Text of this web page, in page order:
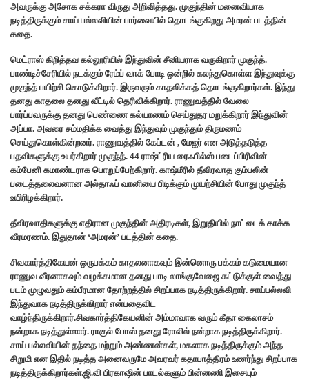
அவருக்கு அசோக சக்கரா விருது அறிவித்தது. முகுந்தின் மனைவியாக
நடித்திருக்கும் சாய் பல்லவியின் பார்வையில் தொடங்குகிறது அமரன் படத்தின்
கதை.
மெட்ராஸ் கிறித்தவ கல்லூரியில் இந்துவின் சீனியராக வருகிறார் முகுந்த்.
பாண்டிச்சேரியில் நடக்கும் ரேம்ப் வாக் போடி ஒன்றில் கலந்துகொள்ள இந்துவுக்கு
முகுந்த் பயிற்சி கொடுக்கிறார். இருவரும் காதலிக்கத் தொடங்குகிறார்கள். இந்து
தனது காதலை தனது வீட்டில் தெரிவிக்கிறார். ராணுவத்தில் வேலை
பார்ப்பவருக்கு தனது பெண்ணை கல்யாணம் செய்துதர மறுக்கிறார் இந்துவின்
அப்பா. அவரை சம்மதிக்க வைத்து இந்துவும் முகுந்தும் திருமணம்
செய்துகொள்கின்றனர். ராணுவத்தில் கேப்டன் , மேஜர் என அடுத்தடுத்த
பதவிகளுக்கு உயர்கிறார் முகுந்த். 44 ராஷ்ட்ரிய ரைஃபில்ஸ் படைப்பிரிவின்
கம்பேனி கமாண்டராக பொறுப்பேற்கிறார். காஷ்மீரில் தீவிரவாத கும்பலின்
படைத்தலைவனான அல்தாஃப் வானியை பிடிக்கும் முயற்சியின் போது முகுந்த்
உயிரிழக்கிறார்.
தீவிரவாதிகளுக்கு எதிரான முகுந்தின் அதிரடிகள், இறுதியில் நாட்டைக் காக்க
வீரமரணம். இதுதான் ‘அமரன்’ படத்தின் கதை.
சிவகார்த்திகேயன் ஒருபக்கம் காதலனாகவும் இன்னொரு பக்கம் கடுமையான
ராணுவ வீரனாகவும் வழக்கமான தனது பாடி லாங்குவேஜை கட்டுக்குள் வைத்து
படம் முழுவதும் கம்பீரமான தோற்றத்தில் சிறப்பாக நடித்திருக்கிறார். சாய்பல்லவி
இந்துவாக நடித்திருக்ஙிறார் என்பதைவிட
வாழ்ந்திருக்கிறார்.சிவகார்த்திகேயனின் அம்மாவாக வரும் கீதா கைலாசம்
நன்றாக நடித்துள்ளார். ராகுல் போஸ் தனது ரோலில் நன்றாக நடித்திருக்கிறார்.
சாய் பல்லவியின் தந்தை மற்றும் அண்ணன்கள், மகளாக நடித்திருக்கும் அந்த
சிறுமி என இதில் நடித்த அனைவருமே அவரவர் கதாபாத்திரம் உணர்ந்து சிறப்பாக
நடித்திருக்கிறார்கள்.ஜி.வி பிரகாஷின் பாடல்களும் பின்னணி இசையும்